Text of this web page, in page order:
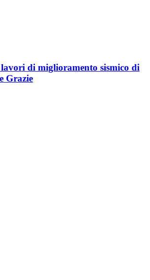
di miglioramento sismico di
Grazie